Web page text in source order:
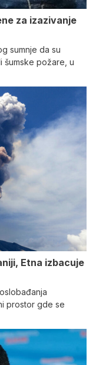
za izazivanje
sumnje da su
šumske požare, u
Etna izbacuje
prostor gde se